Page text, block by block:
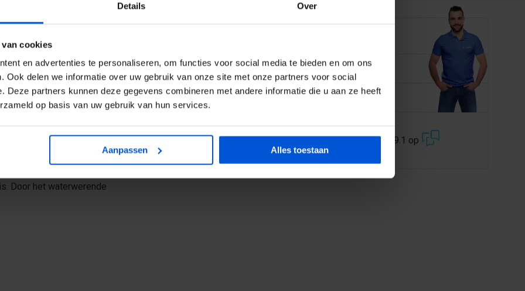
Details Over
cookies
en advertenties te personaliseren, om functies voor social media te bieden en om ons
Ook delen we informatie over uw gebruik van onze site met onze partners voor social
Deze partners kunnen deze gegevens combineren met andere informatie die u aan ze heeft
op basis van uw gebruik van hun services.
Aanpassen Alles toestaan
waterbasis voor het afdichten
Het is
Randsealer is na
terpentinebasis en met
Randsealer verlengt de
ook uitermate geschikt
Door het waterwerende
0317 358 228
info@dejonghandelsonderneming.nl
3194 klanten geven ons een 9.1 op